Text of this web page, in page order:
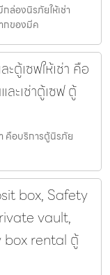
ล่องนิรภัยให้เช่า
กของมีค
ตู้เซฟให้เช่า คือ
ะเช่าตู้เซฟ ตู้
คือบริการตู้นิรภัย
box, Safety
vault,
box rental ตู้